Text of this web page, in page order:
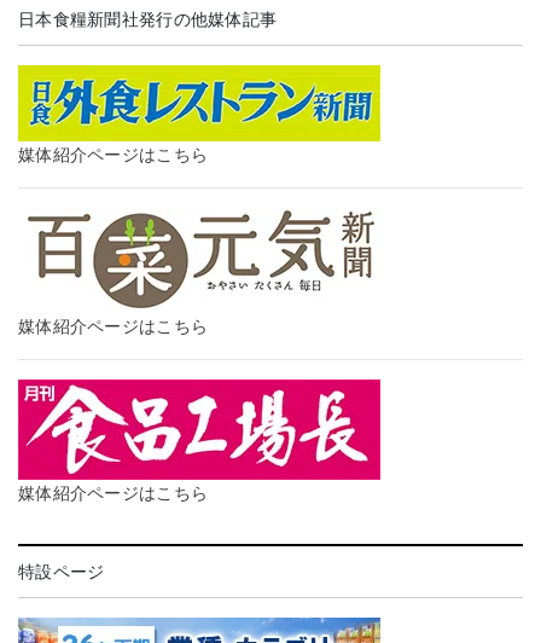
日本食糧新聞社発行の他媒体記事
媒体紹介ページはこちら
媒体紹介ページはこちら
媒体紹介ページはこちら
特設ページ